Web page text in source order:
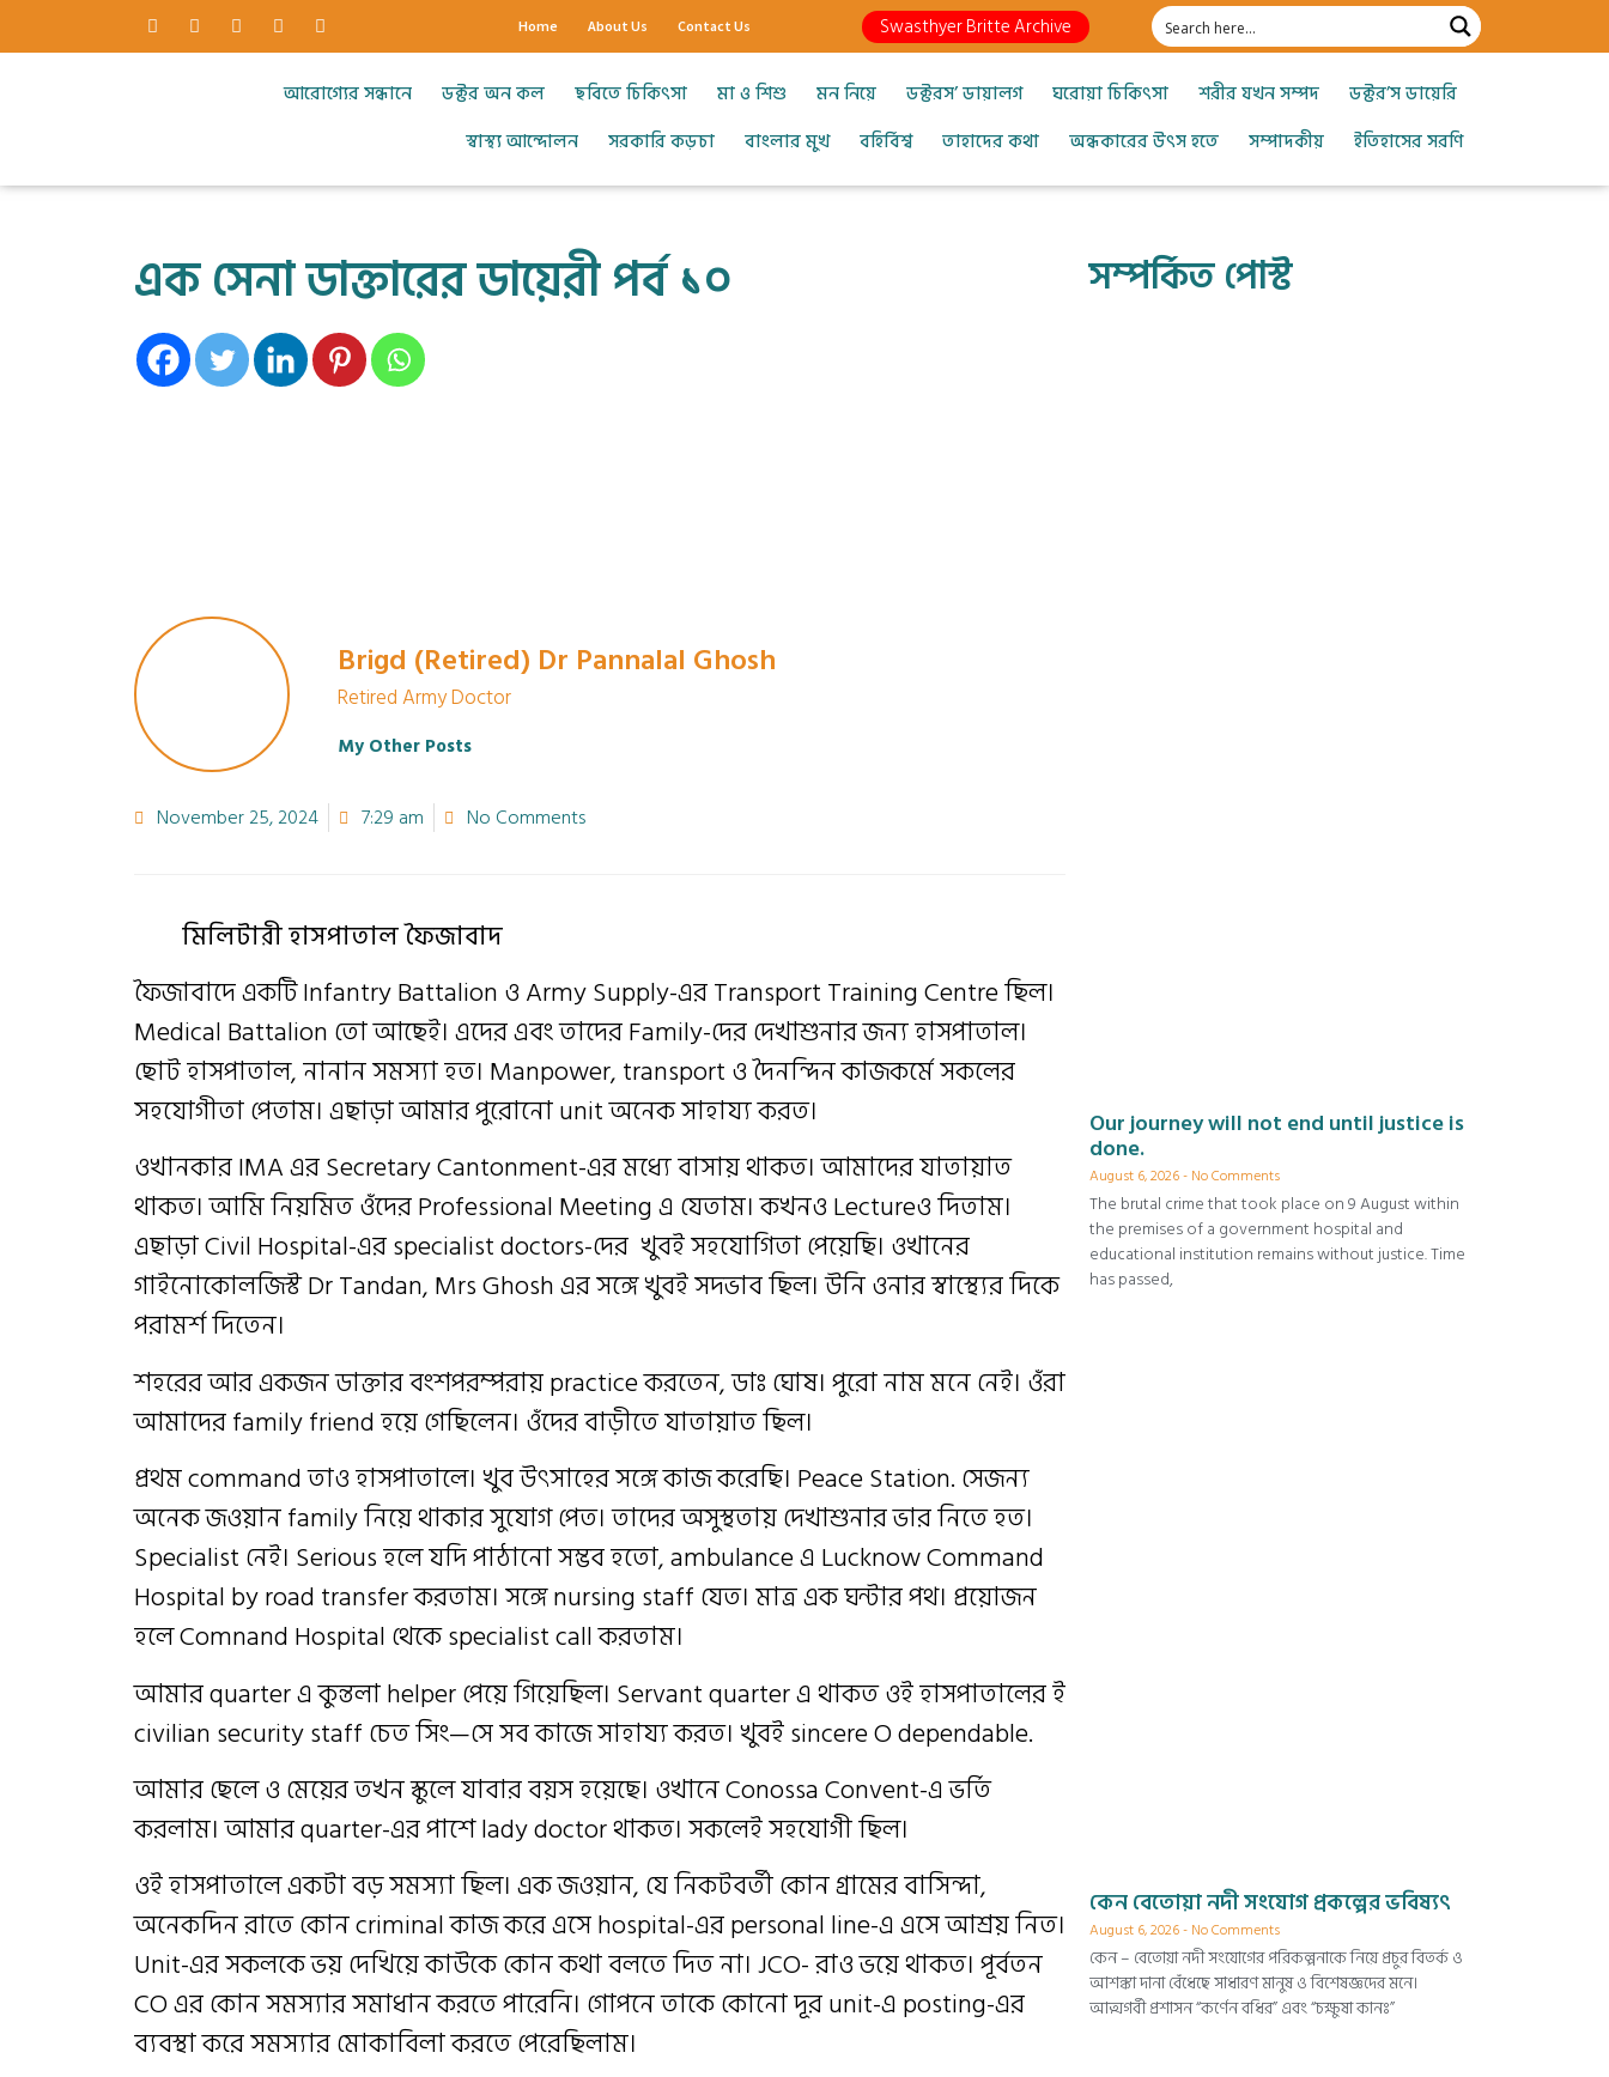
Home About Us Contact Us Swasthyer Britte Archive
আরোগ্যের সন্ধানে ডক্টর অন কল ছবিতে চিকিৎসা মা ও শিশু মন নিয়ে ডক্টরস’ ডায়ালগ ঘরোয়া চিকিৎসা শরীর যখন সম্পদ
ডক্টর’স ডায়েরি
স্বাস্থ্য আন্দোলন
সরকারি কড়চা বাংলার মুখ বহির্বিশ্ব তাহাদের কথা অন্ধকারের উৎস হতে সম্পাদকীয় ইতিহাসের সরণি
এক সেনা ডাক্তারের ডায়েরী পর্ব ১০
Brigd (Retired) Dr Pannalal Ghosh
Retired Army Doctor
My Other Posts
November 25, 2024 7:29 am No Comments
মিলিটারী হাসপাতাল ফৈজাবাদ
ফৈজাবাদে একটি Infantry Battalion ও Army Supply-এর Transport Training Centre ছিল।
Medical Battalion তো আছেই। এদের এবং তাদের Family-দের দেখাশুনার জন্য হাসপাতাল।
ছোট হাসপাতাল, নানান সমস্যা হত। Manpower, transport ও দৈনন্দিন কাজকর্মে সকলের
সহযোগীতা পেতাম। এছাড়া আমার পুরোনো unit অনেক সাহায্য করত।
ওখানকার IMA এর Secretary Cantonment-এর মধ্যে বাসায় থাকত। আমাদের যাতায়াত
থাকত। আমি নিয়মিত ওঁদের Professional Meeting এ যেতাম। কখনও Lectureও দিতাম।
এছাড়া Civil Hospital-এর specialist doctors-দের খুবই সহযোগিতা পেয়েছি। ওখানের
গাইনোকোলজিস্ট Dr Tandan, Mrs Ghosh এর সঙ্গে খুবই সদভাব ছিল। উনি ওনার স্বাস্থ্যের দিকে
পরামর্শ দিতেন।
শহরের আর একজন ডাক্তার বংশপরম্পরায় practice করতেন, ডাঃ ঘোষ। পুরো নাম মনে নেই। ওঁরা
আমাদের family friend হয়ে গেছিলেন। ওঁদের বাড়ীতে যাতায়াত ছিল।
প্রথম command তাও হাসপাতালে। খুব উৎসাহের সঙ্গে কাজ করেছি। Peace Station. সেজন্য
অনেক জওয়ান family নিয়ে থাকার সুযোগ পেত। তাদের অসুস্থতায় দেখাশুনার ভার নিতে হত।
Specialist নেই। Serious হলে যদি পাঠানো সম্ভব হতো, ambulance এ Lucknow Command
Hospital by road transfer করতাম। সঙ্গে nursing staff যেত। মাত্র এক ঘন্টার পথ। প্রয়োজন
হলে Comnand Hospital থেকে specialist call করতাম।
আমার quarter এ কুন্তলা helper পেয়ে গিয়েছিল। Servant quarter এ থাকত ওই হাসপাতালের ই
civilian security staff চেত সিং—সে সব কাজে সাহায্য করত। খুবই sincere O dependable.
আমার ছেলে ও মেয়ের তখন স্কুলে যাবার বয়স হয়েছে। ওখানে Conossa Convent-এ ভর্তি
করলাম। আমার quarter-এর পাশে lady doctor থাকত। সকলেই সহযোগী ছিল।
ওই হাসপাতালে একটা বড় সমস্যা ছিল। এক জওয়ান, যে নিকটবর্তী কোন গ্রামের বাসিন্দা,
অনেকদিন রাতে কোন criminal কাজ করে এসে hospital-এর personal line-এ এসে আশ্রয় নিত।
Unit-এর সকলকে ভয় দেখিয়ে কাউকে কোন কথা বলতে দিত না। JCO- রাও ভয়ে থাকত। পূর্বতন
CO এর কোন সমস্যার সমাধান করতে পারেনি। গোপনে তাকে কোনো দূর unit-এ posting-এর
ব্যবস্থা করে সমস্যার মোকাবিলা করতে পেরেছিলাম।
সম্পর্কিত পোস্ট
Our journey will not end until justice is
done.
August 6, 2026 No Comments
The brutal crime that took place on 9 August within
the premises of a government hospital and
educational institution remains without justice. Time
has passed,
কেন বেতোয়া নদী সংযোগ প্রকল্পের ভবিষ্যৎ
August 6, 2026 No Comments
কেন – বেতোয়া নদী সংযোগের পরিকল্পনাকে নিয়ে প্রচুর বিতর্ক ও
আশঙ্কা দানা বেঁধেছে সাধারণ মানুষ ও বিশেষজ্ঞদের মনে।
আত্মগর্বী প্রশাসন “কর্ণেন বধির” এবং “চক্ষুষা কানঃ”